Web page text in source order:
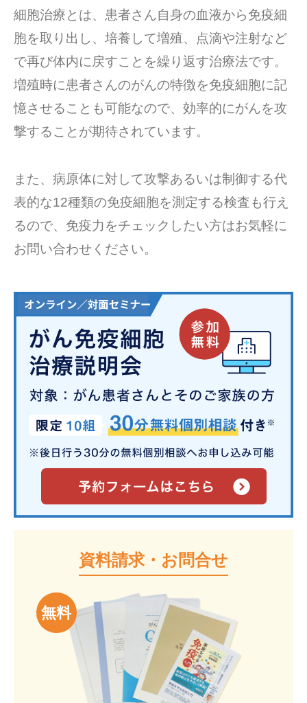
細胞治療とは、患者さん自身の血液から免疫細
胞を取り出し、培養して増殖、点滴や注射など
で再び体内に戻すことを繰り返す治療法です。
増殖時に患者さんのがんの特徴を免疫細胞に記
憶させることも可能なので、効率的にがんを攻
撃することが期待されています。
また、病原体に対して攻撃あるいは制御する代
表的な12種類の免疫細胞を測定する検査も行え
るので、免疫力をチェックしたい方はお気軽に
お問い合わせください。
無料
資料請求・お問合せ